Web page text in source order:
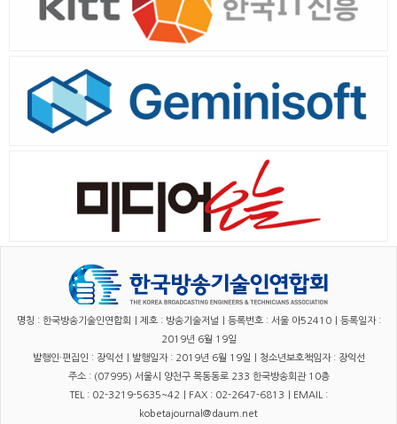
명칭 : 한국방송기술인연합회｜제호 : 방송기술저널｜등록번호 : 서울 아52410｜등록일자 :
2019년 6월 19일
발행인·편집인 : 장익선｜발행일자 : 2019년 6월 19일｜청소년보호책임자 : 장익선
주소 : (07995) 서울시 양천구 목동동로 233 한국방송회관 10층
TEL : 02-3219-5635~42｜FAX : 02-2647-6813｜EMAIL :
kobetajournal@daum.net